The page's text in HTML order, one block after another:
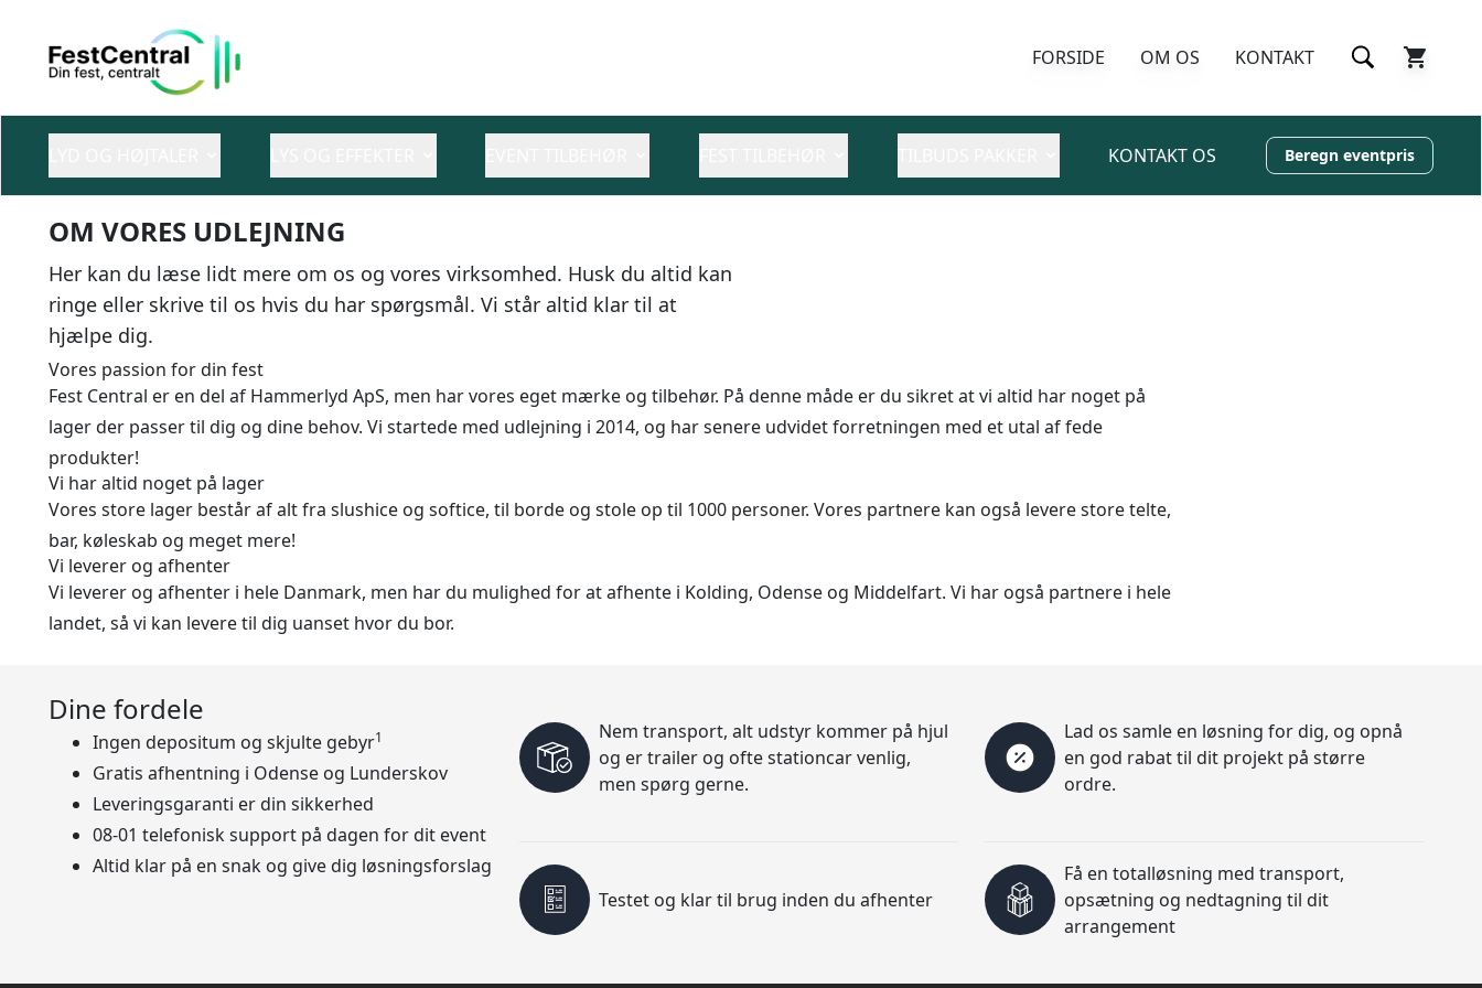
FORSIDE OM OS KONTAKT
KONTAKT OS Beregn eventpris
OM VORES UDLEJNING
Her kan du læse lidt mere om os og vores virksomhed. Husk du altid kan
ringe eller skrive til os hvis du har spørgsmål. Vi står altid klar til at
hjælpe dig.
Vores passion for din fest
Fest Central er en del af Hammerlyd ApS, men har vores eget mærke og tilbehør. På denne måde er du sikret at vi altid har noget på
lager der passer til dig og dine behov. Vi startede med udlejning i 2014, og har senere udvidet forretningen med et utal af fede
produkter!
Vi har altid noget på lager
Vores store lager består af alt fra slushice og softice, til borde og stole op til 1000 personer. Vores partnere kan også levere store telte,
bar, køleskab og meget mere!
Vi leverer og afhenter
Vi leverer og afhenter i hele Danmark, men har du mulighed for at afhente i Kolding, Odense og Middelfart. Vi har også partnere i hele
landet, så vi kan levere til dig uanset hvor du bor.
Dine fordele
Ingen depositum og skjulte gebyr1
Gratis afhentning i Odense og Lunderskov
Leveringsgaranti er din sikkerhed
08-01 telefonisk support på dagen for dit event
Altid klar på en snak og give dig løsningsforslag
Nem transport, alt udstyr kommer på hjul
og er trailer og ofte stationcar venlig,
men spørg gerne.
Lad os samle en løsning for dig, og opnå
en god rabat til dit projekt på større
ordre.
Testet og klar til brug inden du afhenter
Få en totalløsning med transport,
opsætning og nedtagning til dit
arrangement